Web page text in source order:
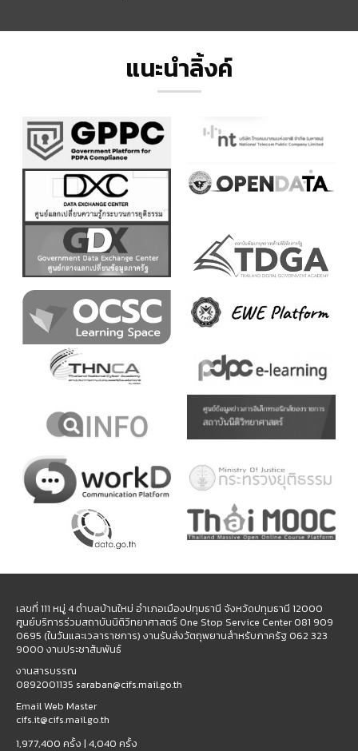
แนะนำลิ้งค์
เลขที่ 111 หมู่ 4 ตำบลบ้านใหม่ อำเภอเมืองปทุมธานี จังหวัดปทุมธานี 12000
ศูนย์บริการร่วมสถาบันนิติวิทยาศาสตร์ One Stop Service Center 081 909
0695 (ในวันและเวลาราชการ) งานรับส่งวัตถุพยานสำหรับภาครัฐ 062 323
9000 งานประชาสัมพันธ์
งานสารบรรณ
0892001135 saraban@cifs.mail.go.th
Email Web Master
cifs.it@cifs.mail.go.th
1,977,400 ครั้ง | 4,040 ครั้ง